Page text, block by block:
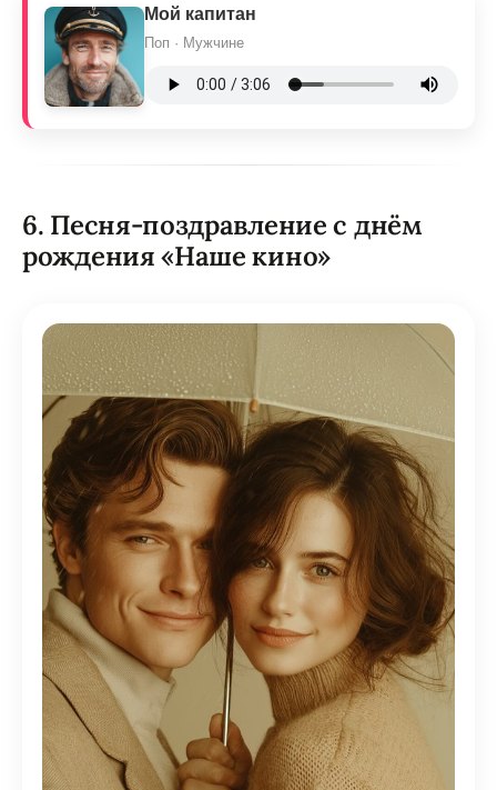
Мой капитан
Поп · Мужчине
6. Песня-поздравление с днём
рождения «Наше кино»